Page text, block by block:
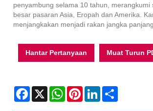
penyambung selama 10 tahun, merangkumi
besar pasaran Asia, Eropah dan Amerika.
menjangkakan menjadi rakan jangka
Hantar Pertanyaan Muat Turun
Facebook
X WhatsAppPinterestLinkedIn